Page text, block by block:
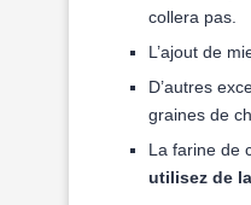
collera pas.
L’ajout de
D’autres
graines de
La farine de
utilisez de